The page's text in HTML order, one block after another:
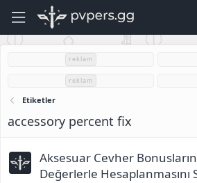
reklam
reklam
Etiketler
accessory percent fix
Aksesuar Cevher
Değerlerle